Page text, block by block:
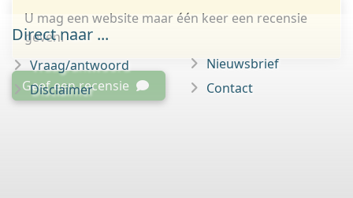
U mag een website maar één keer een recensie
geven.
Geef een recensie
Direct naar ...
Vraag/antwoord
Disclaimer
Nieuwsbrief
Contact